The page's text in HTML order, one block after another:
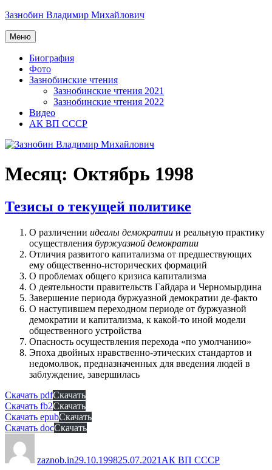
Перейти
содержимому
Зазнобин Владимир Михайлович
Меню
Биография
Фото
Зазнобинские чтения
Зазнобинские чтения 2021
Зазнобинские чтения 2022
Видео
АК ВП СССР
Месяц: Октябрь 1998
Тезисы о текущей политике
О различении идеалы демократии и реальную практику
осуществления буржуазной демократии
Отличия развитого капитализма от предшествующих
ему общественно-исторических формаций
О проблемах общего кризиса капитализма
О деятельности правительств Гайдара и Черномырдина
Завершение периода буржуазной демократии де-факто
О наступившем переходном периоде от буржуазной
демократии и капитализма, к какой-то иной модели
общественного устройства
Опасность осуществления перехода «по умолчанию»
Эпоха двойных нравственно-этических стандартов и
недомолвок, предназначенных для введения людей в
заблуждение, завершилась
Скачать pdfСкачать
Скачать fb2Скачать
Скачать epubСкачать
Скачать docСкачать
zaznob.in29.10.199825.07.2021 АК ВП СССР